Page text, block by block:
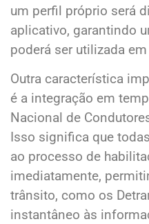
um perfil próprio será
aplicativo, garantindo
poderá ser utilizada
Outra característica
é a integração em
Nacional de
Isso significa que
ao processo de
imediatamente,
trânsito, como os
instantâneo às